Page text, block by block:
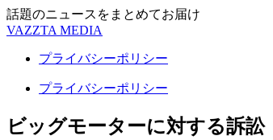
話題のニュースをまとめてお届け
VAZZTA MEDIA
プライバシーポリシー
プライバシーポリシー
ビッグモーターに対する訴